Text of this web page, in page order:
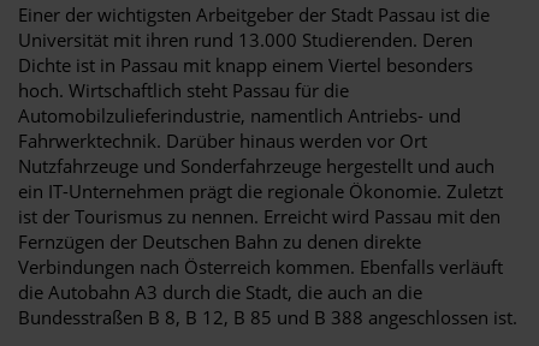
Einer der wichtigsten Arbeitgeber der Stadt Passau ist die
Universität mit ihren rund 13.000 Studierenden. Deren
Dichte ist in Passau mit knapp einem Viertel besonders
hoch. Wirtschaftlich steht Passau für die
Automobilzulieferindustrie, namentlich Antriebs- und
Fahrwerktechnik. Darüber hinaus werden vor Ort
Nutzfahrzeuge und Sonderfahrzeuge hergestellt und auch
ein IT-Unternehmen prägt die regionale Ökonomie. Zuletzt
ist der Tourismus zu nennen. Erreicht wird Passau mit den
Fernzügen der Deutschen Bahn zu denen direkte
Verbindungen nach Österreich kommen. Ebenfalls verläuft
die Autobahn A3 durch die Stadt, die auch an die
Bundesstraßen B 8, B 12, B 85 und B 388 angeschlossen ist.